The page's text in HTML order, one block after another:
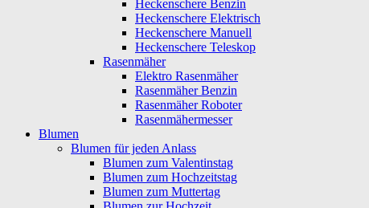
Heckenschere Benzin
Heckenschere Elektrisch
Heckenschere Manuell
Heckenschere Teleskop
Rasenmäher
Elektro Rasenmäher
Rasenmäher Benzin
Rasenmäher Roboter
Rasenmähermesser
Blumen
Blumen für jeden Anlass
Blumen zum Valentinstag
Blumen zum Hochzeitstag
Blumen zum Muttertag